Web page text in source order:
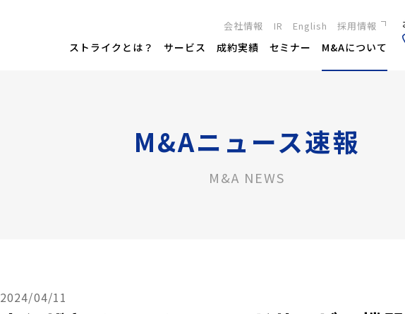
会社情報 IR English 採用情報
新卒採用
キャリア採用
ストライクとは？ サービス 成約実績 セミナー M&Aについて
M&Aニュース速報
M&A NEWS
2024/04/11